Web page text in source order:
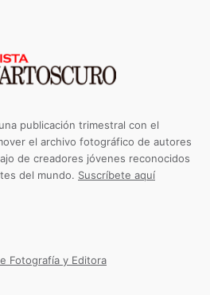
publicación trimestral con el
el archivo fotográfico de autores
de creadores jóvenes reconocidos
del mundo. Suscríbete aquí